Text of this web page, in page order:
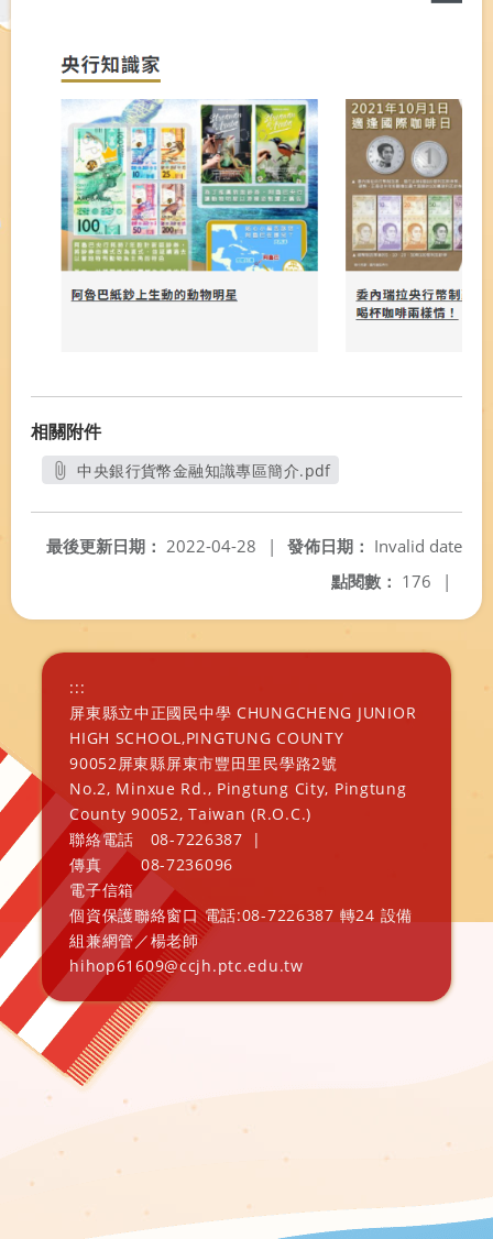
相關附件
中央銀行貨幣金融知識專區簡介.pdf
發佈日期： Invalid date
最後更新日期： 2022-04-28
|
點閱數： 176 |
:::
屏東縣立中正國民中學 CHUNGCHENG JUNIOR
HIGH SCHOOL,PINGTUNG COUNTY
90052屏東縣屏東市豐田里民學路2號
No.2, Minxue Rd., Pingtung City, Pingtung
County 90052, Taiwan (R.O.C.)
聯絡電話
08-7226387
|
傳真
08-7236096
電子信箱
個資保護聯絡窗口 電話:08-7226387 轉24 設備
組兼網管／楊老師
hihop61609@ccjh.ptc.edu.tw